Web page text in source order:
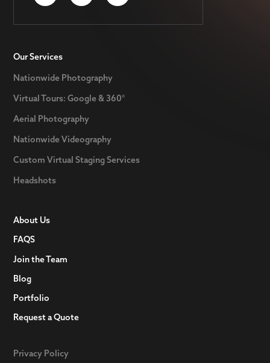
Our Services
Nationwide Photography
Virtual Tours: Google & 360°
Aerial Photography
Nationwide Videography
Custom Virtual Staging Services
Headshots
About Us
FAQS
Join the Team
Blog
Portfolio
Request a Quote
Privacy Policy